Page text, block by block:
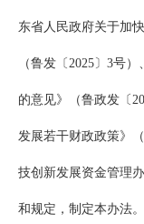
东省人民政府关于加
（鲁发〔2025〕3号
的意见》（鲁政发〔
发展若干财政政策》
技创新发展资金管理
和规定，制定本办法。